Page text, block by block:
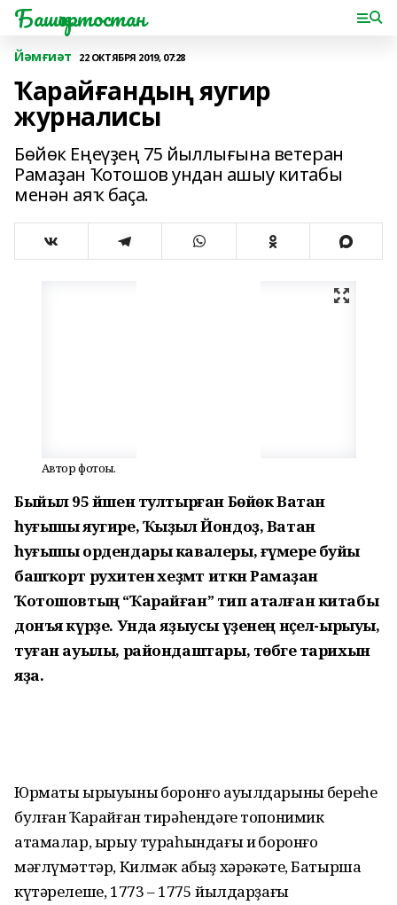
Башҡортостан
Йәмғиәт 22 ОКТЯБРЯ 2019, 07:28
Ҡарайғандың яугир
журналисы
Бөйөк Еңеүҙең 75 йыллығына ветеран
Рамаҙан Ҡотошов ундан ашыу китабы
менән аяҡ баҫа.
Автор фотоһы.
Быйыл 95 йәшен тултырған Бөйөк Ватан
һуғышы яугире, Ҡыҙыл Йондоҙ, Ватан
һуғышы ордендары кавалеры, ғүмере буйы
башҡорт рухиәтенә хеҙмәт иткән Рамаҙан
Ҡотошовтың “Ҡарайған” тип аталған китабы
донъя күрҙе. Унда яҙыусы үҙенең нәҫел-ырыуы,
туған ауылы, райондаштары, төбәге тарихын
яҙа.
Юрматы ырыуының боронғо ауылдарының береһе
булған Ҡарайған тирәһендәге топонимик
атамалар, ырыу тураһындағы иң боронғо
мәғлүмәттәр, Килмәк абыҙ хәрәкәте, Батырша
күтәрелеше, 1773 – 1775 йылдарҙағы